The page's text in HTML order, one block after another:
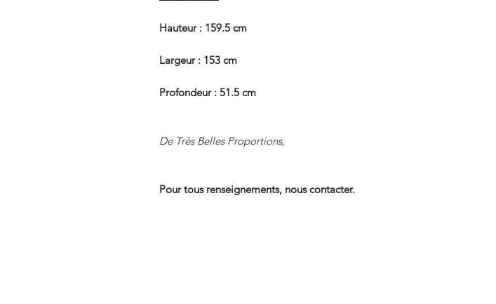
Hauteur : 159.5 cm
Largeur : 153 cm
Profondeur : 51.5 cm
De Très Belles Proportions,
Pour tous renseignements, nous contacter.